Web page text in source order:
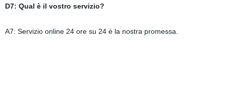
D7: Qual è il vostro servizio?
A7: Servizio online 24 ore su 24 è la nostra promessa.